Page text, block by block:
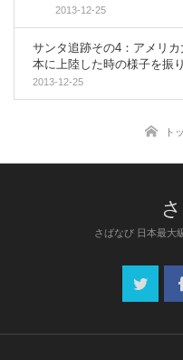
2013-12-25
サンタ追跡その4：アメリ
本に上陸した時の様子を振
2013-12-25
ト
さばなび 日本最大